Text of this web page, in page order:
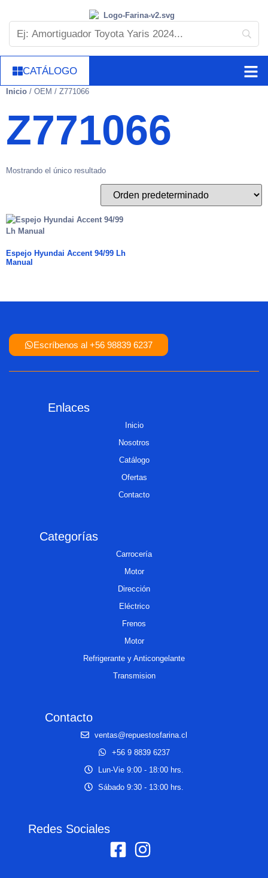
CATÁLOGO
Inicio / OEM / Z771066
Z771066
Mostrando el único resultado
Espejo Hyundai Accent 94/99 Lh
Manual
Escríbenos al +56 98839 6237
Enlaces
Inicio
Nosotros
Catálogo
Ofertas
Contacto
Categorías
Carrocería
Motor
Dirección
Eléctrico
Frenos
Motor
Refrigerante y Anticongelante
Transmision
Contacto
ventas@repuestosfarina.cl
+56 9 8839 6237
Lun-Vie 9:00 - 18:00 hrs.
Sábado 9:30 - 13:00 hrs.
Redes Sociales